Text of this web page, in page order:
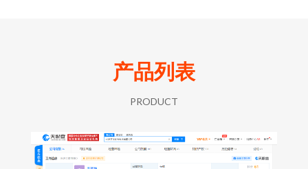
产品列表
PRODUCT